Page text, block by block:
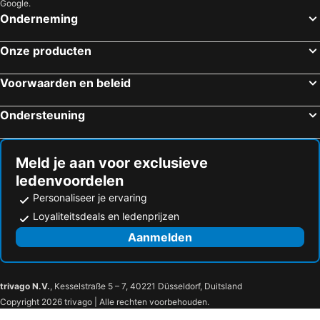
L'Acero Sublime Guesthouse
lo scoiattolo e la noce
Hotel Novara
Hotel Du Parc
Hotel Belvedere Ranco
Rome, Lazio Hotels
Bologna, Emilia-Romagna Hotels
Como, Lombardije Hotels
Verona, Veneto Hotels
Google.
Onderneming
Onze producten
Voorwaarden en beleid
Ondersteuning
Meld je aan voor exclusieve
ledenvoordelen
Personaliseer je ervaring
Loyaliteitsdeals en ledenprijzen
Aanmelden
trivago N.V., Kesselstraße 5 – 7, 40221 Düsseldorf, Duitsland
Copyright 2026 trivago | Alle rechten voorbehouden.